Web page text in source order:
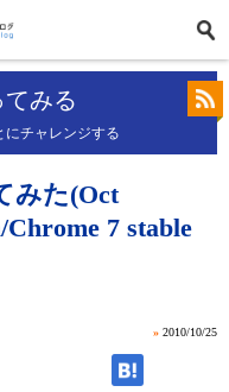
みる
にチャレンジする
みた(Oct
Chrome 7 stable
» 2010/10/25